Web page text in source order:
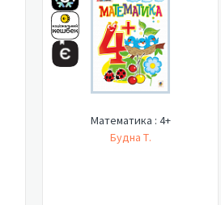
Математика : 4+
Будна Т.